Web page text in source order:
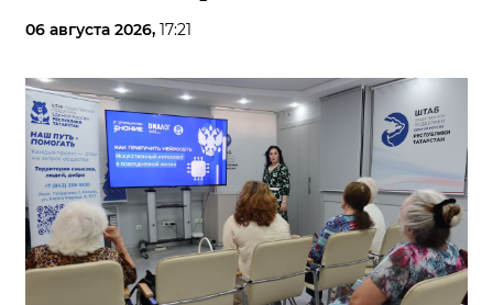
06 августа 2026, 17:21